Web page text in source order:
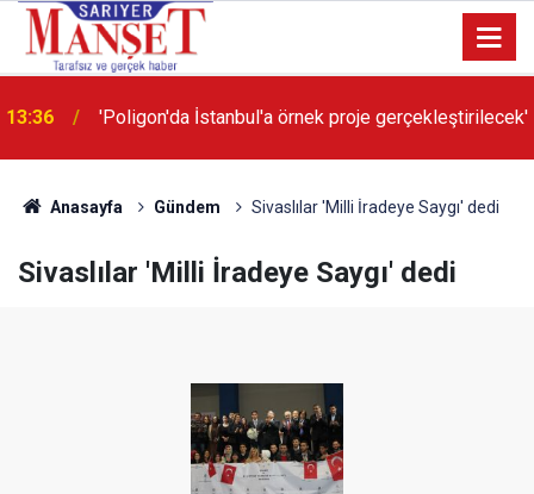
13:36 'Poligon'da İstanbul'a örnek proje gerçekleştirilecek'
Anasayfa Gündem Sivaslılar 'Milli İradeye Saygı' dedi
Sivaslılar 'Milli İradeye Saygı' dedi